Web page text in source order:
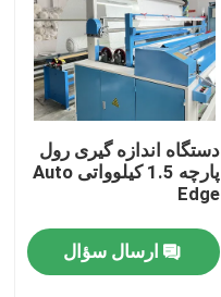
دستگاه اندازه گیری رول
پارچه 1.5 کیلوواتی Auto
Edge
ارسال سؤال